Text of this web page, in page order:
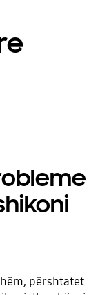
përshtatet